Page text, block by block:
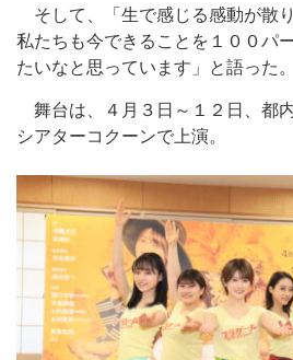
そして、「生で感じる感動が散
私たちも今できることを１００パ
たいなと思っています」と語った。
舞台は、４月３日～１２日、都
シアターコクーンで上演。